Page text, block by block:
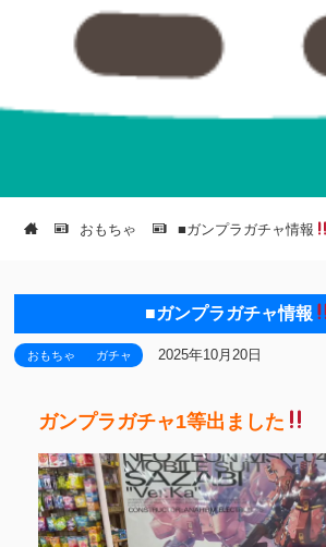
おもちゃ ■ガンプラガチャ情報
■ガンプラガチャ情報
おもちゃ ガチャ 2025年10月20日
ガンプラガチャ1等出ました